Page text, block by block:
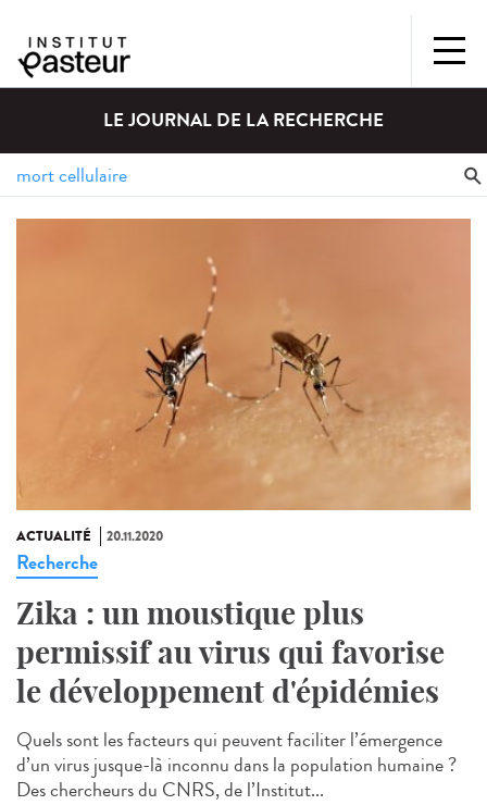
LE JOURNAL DE LA RECHERCHE
ACTUALITÉ 20.11.2020
Recherche
Zika : un moustique plus
permissif au virus qui favorise
le développement d'épidémies
Quels sont les facteurs qui peuvent faciliter l’émergence
d’un virus jusque-là inconnu dans la population humaine ?
Des chercheurs du CNRS, de l’Institut...